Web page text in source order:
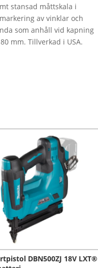
stansad måttskala i
av vinklar och
som anhåll vid kapning
mm. Tillverkad i USA.
DBN500ZJ 18V LXT®